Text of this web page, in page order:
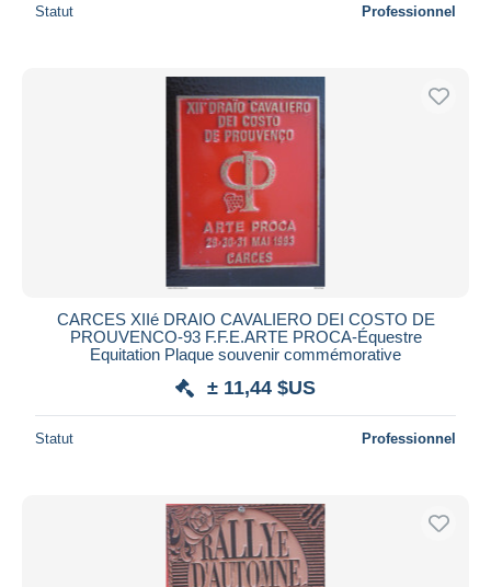
Statut Professionnel
CARCES XIIé DRAIO CAVALIERO DEI COSTO DE
PROUVENCO-93 F.F.E.ARTE PROCA-Équestre
Equitation Plaque souvenir commémorative
± 11,44 $US
Statut Professionnel